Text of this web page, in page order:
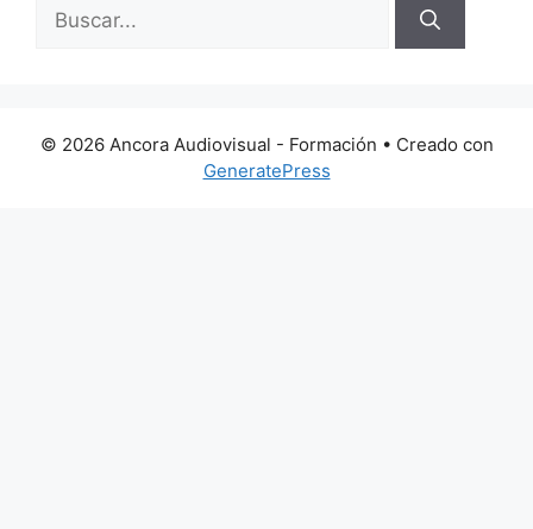
© 2026 Ancora Audiovisual - Formación • Creado con
GeneratePress